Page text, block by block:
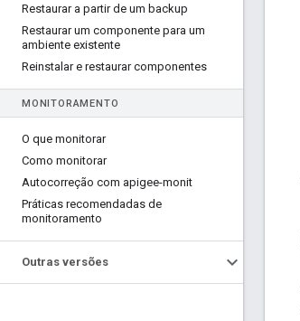
Restaurar a partir de um backup
Restaurar um componente para um
ambiente existente
Reinstalar e restaurar componentes
MONITORAMENTO
O que monitorar
Como monitorar
Autocorreção com apigee-monit
Práticas recomendadas de
monitoramento
Outras versões